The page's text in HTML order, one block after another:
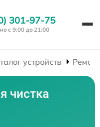
301-97-75
с 9:00 до 21:00
устройств
чистка